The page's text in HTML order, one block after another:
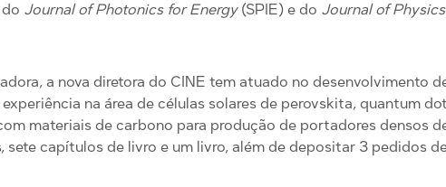
Journal of Photonics for Energy(SPIE) e do Journal of
a nova diretora do CINE tem atuado no desenvolvimento
experiência na área de células solares de perovskita, quantum
materiais de carbono para produção de portadores densos
capítulos de livro e um livro, além de depositar 3 pedidos